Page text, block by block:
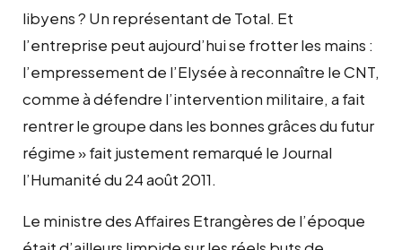
libyens ? Un représentant de Total. Et
l’entreprise peut aujourd’hui se frotter les mains :
l’empressement de l’Elysée à reconnaître le CNT,
comme à défendre l’intervention militaire, a fait
rentrer le groupe dans les bonnes grâces du futur
régime » fait justement remarqué le Journal
l’Humanité du 24 août 2011.
Le ministre des Affaires Etrangères de l’époque